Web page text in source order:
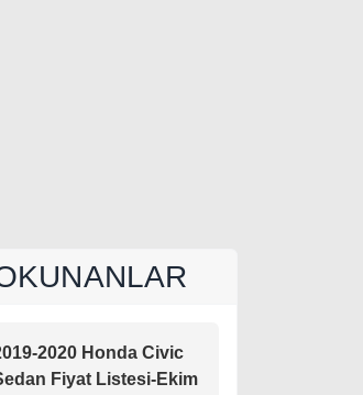
2020 Honda Civic
Fiyat Listesi-Ekim